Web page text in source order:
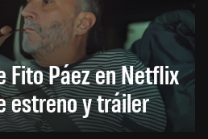
Fito Páez en Netflix
estreno y tráiler